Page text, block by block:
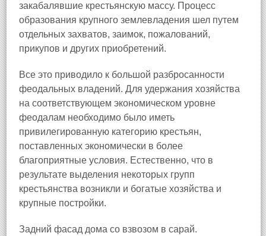
закабалявшие крестьянскую массу. Процесс
образования крупного землевладения шел путем
отдельных захватов, заимок, пожалований,
прикупов и других приобретений.
Все это приводило к большой разбросанности
феодальных владений. Для удержания хозяйства
на соответствующем экономическом уровне
феодалам необходимо было иметь
привилегированную категорию крестьян,
поставленных экономически в более
благоприятные условия. Естественно, что в
результате выделения некоторых групп
крестьянства возникли и богатые хозяйства и
крупные постройки.
Задний фасад дома со взвозом в сарай.